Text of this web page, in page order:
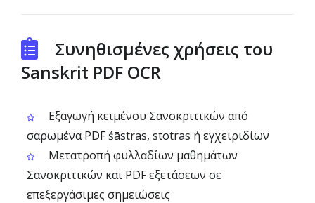
Συνηθισμένες χρήσεις του
Sanskrit PDF OCR
Εξαγωγή κειμένου Σανσκριτικών από
σαρωμένα PDF śāstras, stotras ή εγχειριδίων
Μετατροπή φυλλαδίων μαθημάτων
Σανσκριτικών και PDF εξετάσεων σε
επεξεργάσιμες σημειώσεις